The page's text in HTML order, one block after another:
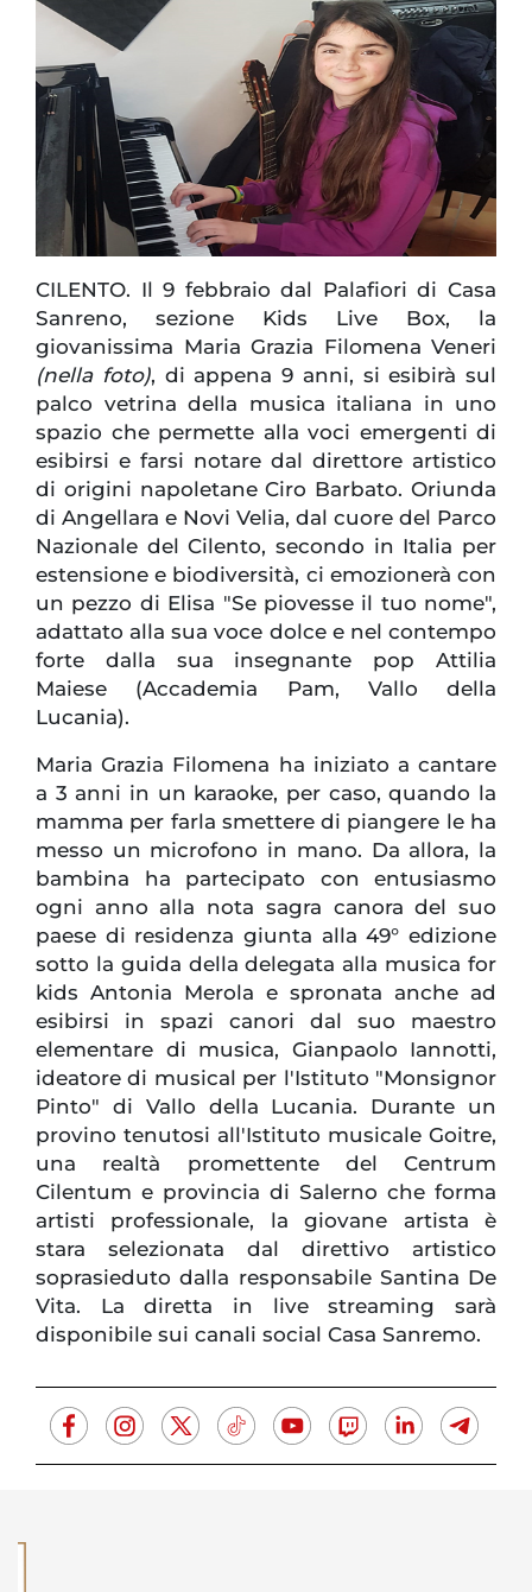
CILENTO. Il 9 febbraio dal Palafiori di Casa
Sanreno, sezione Kids Live Box, la
giovanissima Maria Grazia Filomena Veneri
(nella foto), di appena 9 anni, si esibirà sul
palco vetrina della musica italiana in uno
spazio che permette alla voci emergenti di
esibirsi e farsi notare dal direttore artistico
di origini napoletane Ciro Barbato. Oriunda
di Angellara e Novi Velia, dal cuore del Parco
Nazionale del Cilento, secondo in Italia per
estensione e biodiversità, ci emozionerà con
un pezzo di Elisa "Se piovesse il tuo nome",
adattato alla sua voce dolce e nel contempo
forte dalla sua insegnante pop Attilia
Maiese (Accademia Pam, Vallo della
Lucania).
Maria Grazia Filomena ha iniziato a cantare
a 3 anni in un karaoke, per caso, quando la
mamma per farla smettere di piangere le ha
messo un microfono in mano. Da allora, la
bambina ha partecipato con entusiasmo
ogni anno alla nota sagra canora del suo
paese di residenza giunta alla 49° edizione
sotto la guida della delegata alla musica for
kids Antonia Merola e spronata anche ad
esibirsi in spazi canori dal suo maestro
elementare di musica, Gianpaolo Iannotti,
ideatore di musical per l'Istituto "Monsignor
Pinto" di Vallo della Lucania. Durante un
provino tenutosi all'Istituto musicale Goitre,
una realtà promettente del Centrum
Cilentum e provincia di Salerno che forma
artisti professionale, la giovane artista è
stara selezionata dal direttivo artistico
soprasieduto dalla responsabile Santina De
Vita. La diretta in live streaming sarà
disponibile sui canali social Casa Sanremo.